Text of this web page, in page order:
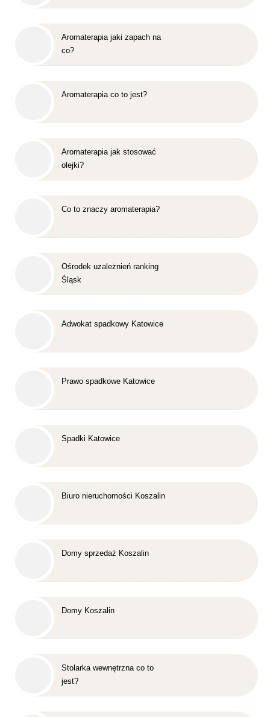
Aromaterapia jaki zapach na
co?
Aromaterapia co to jest?
Aromaterapia jak stosować
olejki?
Co to znaczy aromaterapia?
Ośrodek uzależnień ranking
Śląsk
Adwokat spadkowy Katowice
Prawo spadkowe Katowice
Spadki Katowice
Biuro nieruchomości Koszalin
Domy sprzedaż Koszalin
Domy Koszalin
Stolarka wewnętrzna co to
jest?